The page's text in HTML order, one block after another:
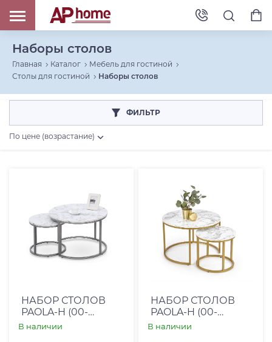
Наборы столов
Главная Каталог
Мебель для гостиной
Столы для гостиной
Наборы столов
ФИЛЬТР
По цене (возрастание)
Россия (5)
США (1)
НАБОР СТОЛОВ
PAOLA-H (00-
00003494)
В наличии
НАБОР СТОЛОВ
PAOLA-H (00-
00002199)
В наличии